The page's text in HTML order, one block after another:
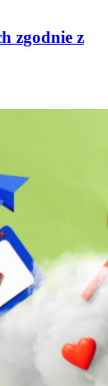
zgodnie z